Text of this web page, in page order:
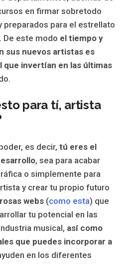
en firmar sobretodo
preparados para el estrellato
De este modo el tiempo y
sus nuevos artistas es
invertían en las últimas
para tí, artista
es decir, tú eres el
, sea para acabar
o simplemente para
y crear tu propio futuro
webs (como esta) que
tu potencial en las
musical, así como
que puedes incorporar a
en los diferentes